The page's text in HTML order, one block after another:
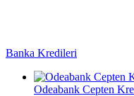
Banka Kredileri
Odeabank Cepten